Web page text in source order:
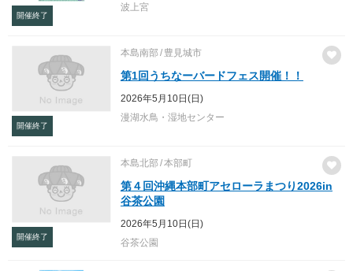
開催終了
波上宮
開催終了
本島南部 豊見城市
第1回うちなーバードフェス開催！！
2026年5月10日(日)
漫湖水鳥・湿地センター
開催終了
本島北部 本部町
第４回沖縄本部町アセローラまつり2026in
谷茶公園
2026年5月10日(日)
谷茶公園